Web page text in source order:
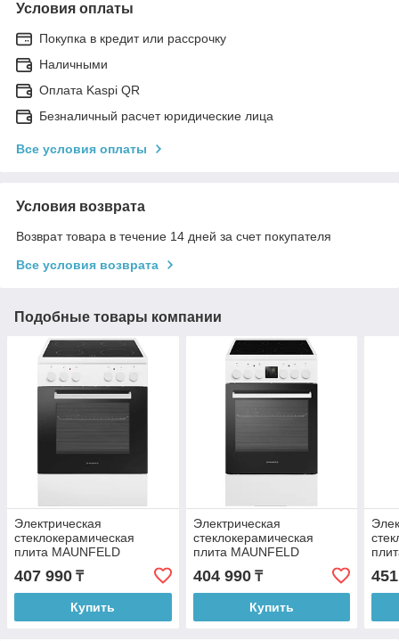
Условия оплаты
Покупка в кредит или рассрочку
Наличными
Оплата Kaspi QR
Безналичный расчет юридические лица
Все условия оплаты
Условия возврата
Возврат товара в течение 14 дней за счет покупателя
Все условия возврата
Подобные товары компании
Электрическая
стеклокерамическая
плита MAUNFELD
407 990 ₸
Купить
Электрическая
стеклокерамическая
плита MAUNFELD
404 990₸
Купить